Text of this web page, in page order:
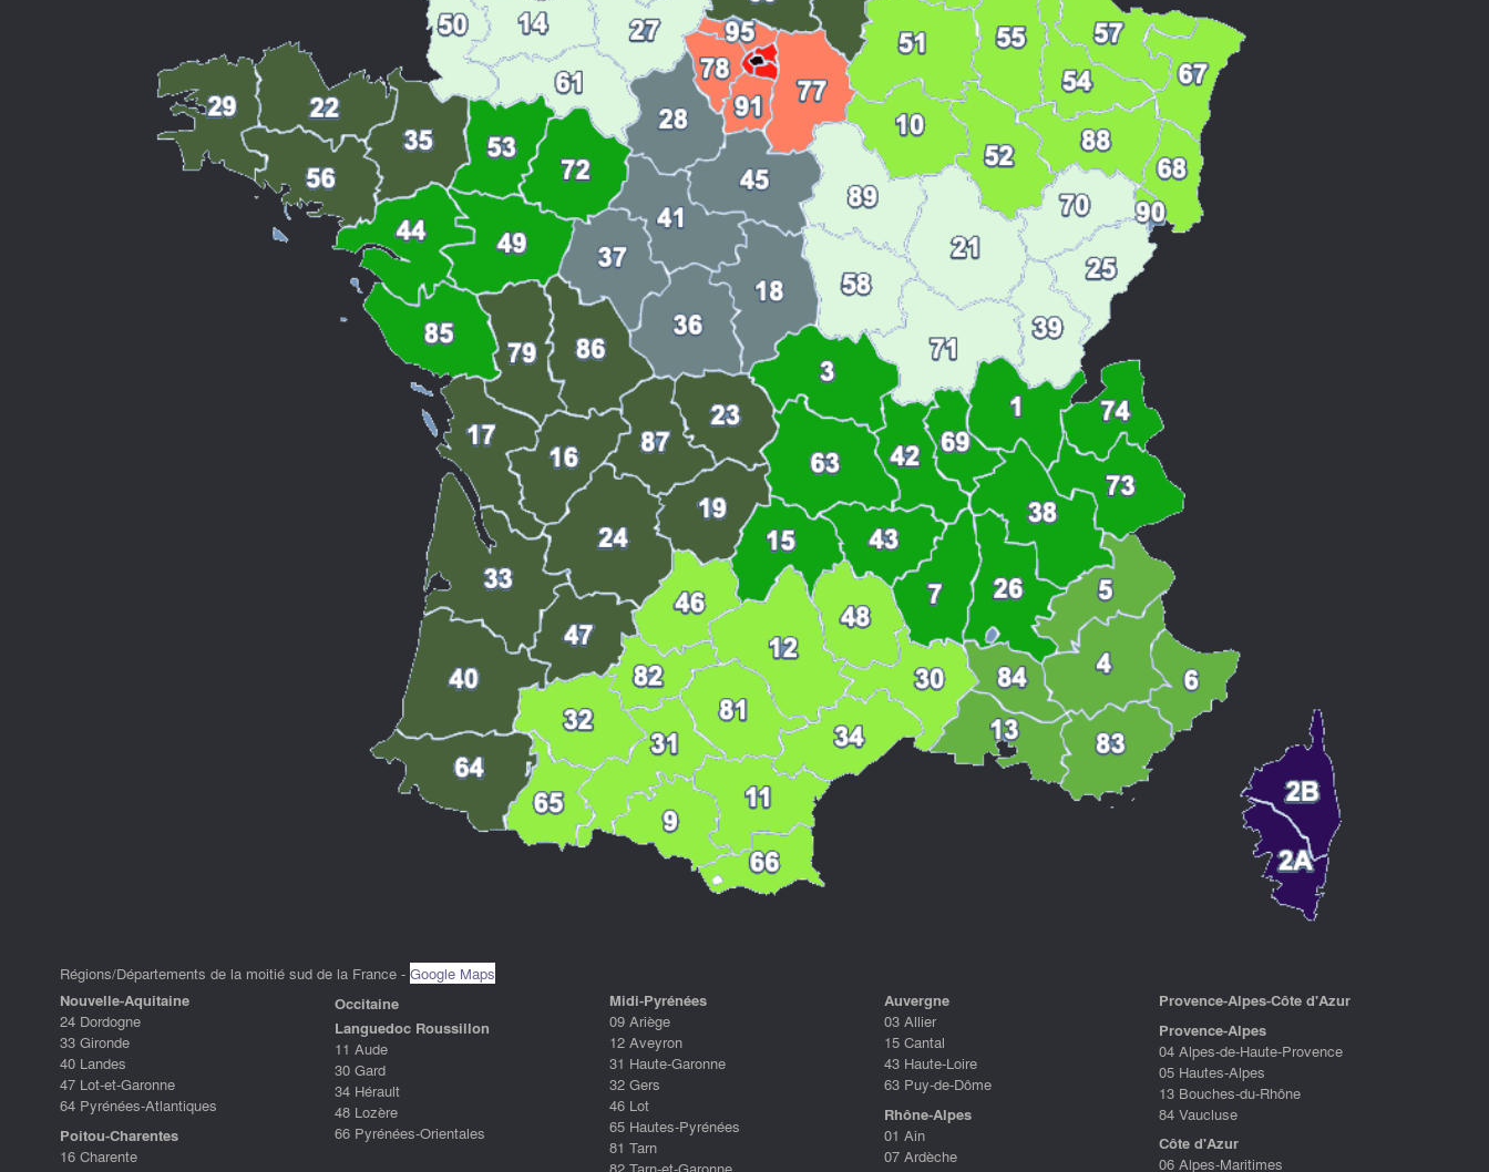
Régions/Départements de la moitié sud de la France - Google Maps
Nouvelle-Aquitaine
24 Dordogne
33 Gironde
40 Landes
47 Lot-et-Garonne
64 Pyrénées-Atlantiques
Poitou-Charentes
16 Charente
Occitaine
Languedoc Roussillon
11 Aude
30 Gard
34 Hérault
48 Lozère
66 Pyrénées-Orientales
Midi-Pyrénées
09 Ariège
12 Aveyron
31 Haute-Garonne
32 Gers
46 Lot
65 Hautes-Pyrénées
81 Tarn
Auvergne
03 Allier
15 Cantal
43 Haute-Loire
63 Puy-de-Dôme
Rhône-Alpes
01 Ain
07 Ardèche
Provence-Alpes-Côte d'Azur
Provence-Alpes
04 Alpes-de-Haute-Provence
05 Hautes-Alpes
13 Bouches-du-Rhône
84 Vaucluse
Côte d'Azur
06 Alpes-Maritimes